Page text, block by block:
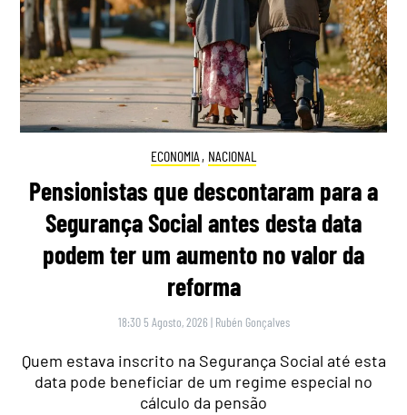
ECONOMIA , NACIONAL
Pensionistas que descontaram para a
Segurança Social antes desta data
podem ter um aumento no valor da
reforma
18:30 5 Agosto, 2026 | Rubén Gonçalves
Quem estava inscrito na Segurança Social até esta
data pode beneficiar de um regime especial no
cálculo da pensão